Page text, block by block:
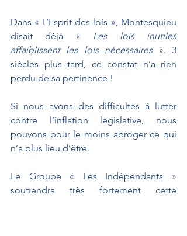
Dans « L’Esprit des lois », Montesquieu
disait déjà « Les lois inutiles
affaiblissent les lois nécessaires ». 3
siècles plus tard, ce constat n’a rien
perdu de sa pertinence !
Si nous avons des difficultés à lutter
contre l’inflation législative, nous
pouvons pour le moins abroger ce qui
n’a plus lieu d’être.
Le Groupe « Les Indépendants »
soutiendra très fortement cette